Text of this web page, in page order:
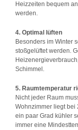
Heizzeiten bequem
werden.
4. Optimal lüften
Besonders im Winter
stoßgelüftet werden.
Schimmel.
5. Raumtemperatur
Nicht jeder Raum
Wohnzimmer liegt bei
ein paar Grad kühler
immer eine